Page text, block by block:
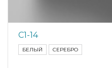
С1-14
БЕЛЫЙ СЕРЕБРО